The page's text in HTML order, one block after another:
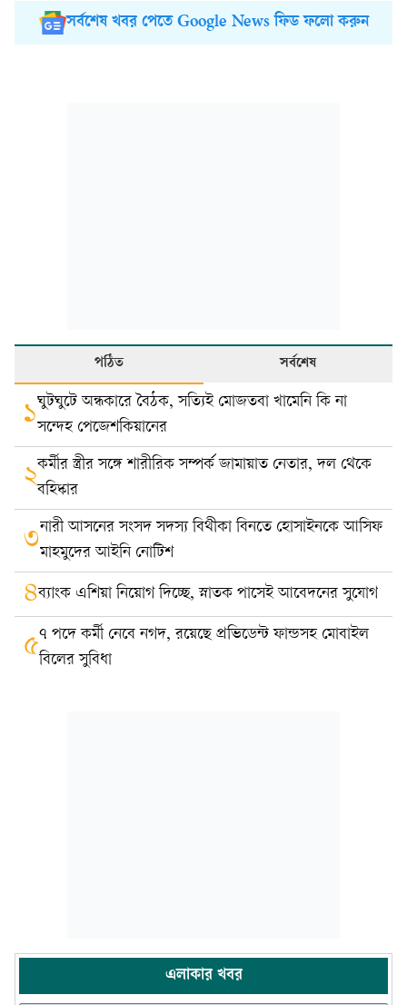
সর্বশেষ খবর পেতে Google News ফিড ফলো করুন
পঠিত সর্বশেষ
১ঘুটঘুটে অন্ধকারে বৈঠক, সত্যিই মোজতবা খামেনি কি না
সন্দেহ পেজেশকিয়ানের
২কর্মীর স্ত্রীর সঙ্গে শারীরিক সম্পর্ক জামায়াত নেতার, দল থেকে
বহিষ্কার
৩নারী আসনের সংসদ সদস্য বিথীকা বিনতে হোসাইনকে আসিফ
মাহমুদের আইনি নোটিশ
৪ব্যাংক এশিয়া নিয়োগ দিচ্ছে, স্নাতক পাসেই আবেদনের সুযোগ
৫৭ পদে কর্মী নেবে নগদ, রয়েছে প্রভিডেন্ট ফান্ডসহ মোবাইল
বিলের সুবিধা
এলাকার খবর